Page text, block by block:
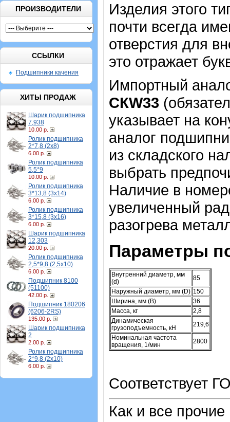
ПРОИЗВОДИТЕЛИ
ССЫЛКИ
Подшипники качения
ХИТЫ ПРОДАЖ
Шарик подшипника
7,938
10.00 р.
Ролик подшипника
2*7,8 (2х8)
6.00 р.
Ролик подшипника
5,5*9
10.00 р.
Ролик подшипника
3*13,8 (3х14)
6.00 р.
Ролик подшипника
3*15,8 (3х16)
6.00 р.
Шарик подшипника
12,303
20.00 р.
Ролик подшипника
2,5*9,8 (2,5х10)
6.00 р.
Подшипник 8100
(51100)
42.00 р.
Подшипник 180206
(6206-2RS)
135.00 р.
Шарик подшипника
2
2.00 р.
Ролик подшипника
2*9,8 (2х10)
6.00 р.
Изделия этого
почти всегда
отверстия для
это отражает
Импортный
CКW33
указывает на
аналог
из складского
выбрать
Наличие в
увеличенный
разогрева
Параметры
Внутренний диаметр, мм
(d)
85
Наружный диаметр, мм (D) 150
Ширина, мм (B)
36
Масса, кг
2,8
Динамическая
грузоподъемность, кН
219,6
Номинальная частота
вращения, 1/мин
2800
Соответствует
Как и все